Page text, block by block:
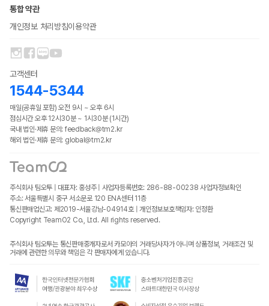
사무실로 이동하셔서 차량을 인수 받아주세요.
공통
2. 반납 장소에 주차 해주세요.
3. 차량의 외관 상태와 계기판을 꼭 사진과 영상으로 꼼꼼하게 기
록해주세요.
4. 놓고 가는 짐이 없는지 확인해주세요.
5. 반납 장소에 직원이 있다면 직원에게 차량을 인도해주세요.
6. 직원이 없다면, 사무실과 데스크에 알려주세요.
7. 자세한 방법은 대여시 직원과 꼭 확인해주세요.
공항 반납
1. 차량을 가지고 공항 주차장으로 이동해주세요.
2. 차량을 주차 후 꼭 주변 직원 혹은 업체 연락처를 통해 알려주
세요.
공항 드롭
2. 직원의 안내에 따라 차량 반납 후 공항 드롭 서비스를 받아주세
호텔 드롭
1. 차량을 가지고 사무실로 이동하여 반납해주세요.
2. 직원의 안내에 따라 차량 반납 후 호텔 드롭 서비스를 받아주세
이 조합이 좋은 이유
2. 해 질 무렵 분위기 좋음
이런 사람에게 추천
커플 / SNS 사진 중요 / 너무 관광지 느낌 싫은 경우
자연 체험 + 교육용 코스
추천 루트
1. 투몬 출발
2. 탈로포포 폭포
4. 우마탁 마을
이 조합이 좋은 이유
1. 괌의 ‘자연 + 역사’ 한 번에 체험
2. 아이들 교육용 포인트 많음
주의
이동거리 김 → 반나절로는 무리 / 물놀이 시 여벌 옷 필수
드라이브 감성 + 한적함
추천 루트
클릭하셔서 확인 부탁드립니다!
자차 플러스 부가 서비스
부담금 지원 한도 내에서 자차혜택이 지원되는 보험입니다.
차량 조회 후 "자차 플러스+" 마크가 붙어 있는 상품을 찾아주세
요!
해외 자차 플러스 보험은 업체에서 제공하는 보험이 아닌 카모아
에서 제공하는 부가 서비스입니다.
자차 보험에 가입했을 때, 사고 발생 시 수리비가 보상 한도를 넘
지 않은 경우에는 자기 부담금 외의 추가 비용 납부를 하지 않아
도 됩니다. (업체별 보험료, 보상 한도, 자기 부담금은 상이하니 꼭
확인해주세요!)
[보장 내용]
- 차대차 사고 : 자동차보험에서 보험금 지급 사실이 확인되고 고
객님의 과실 비율이 확정되어, 사고처리가 완전히 종결된 사고
- 단독사고 : 차량이나 보행자와 충돌하는 것이 아닌 가드레일, 전
*유리/차량 하부 : 보험 대상에 포함됨
*타이어/휠 : 차체와 같이 손상 발생 시 가능 (*단, 단독 타이어/휠
통합 약관
개인정보 처리방침이용약관
고객센터
1544-5344
매일(공휴일 포함) 오전 9시 ~ 오후 6시
점심시간 오후 12시30분 ~ 1시30분 (1시간)
국내 법인·제휴 문의: feedback@tm2.kr
해외 법인·제휴 문의: global@tm2.kr
주식회사 팀오투 | 대표자: 홍성주 | 사업자등록번호: 286-88-00238 사업자정보확인
주소: 서울특별시 중구 서소문로 120 ENA센터 11층
통신판매업신고: 제2019-서울강남-04914호 | 개인정보보호책임자: 인정환
Copyright TeamO2 Co., Ltd. All rights reserved.
주식회사 팀오투는 통신판매중개자로서 카모아의 거래당사자가 아니며 상품정보, 거래조건 및
거래에 관련한 의무와 책임은 각 판매자에게 있습니다.